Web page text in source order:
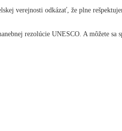
verejnosti odkázať, že plne
rezolúcie UNESCO. A môžete